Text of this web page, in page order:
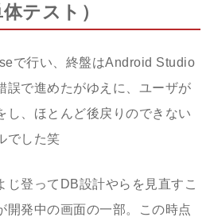
テスト）
で行い、終盤はAndroid Studio
誤で進めたがゆえに、ユーザが
し、ほとんど後戻りのできない
でした笑
じ登ってDB設計やらを見直すこ
開発中の画面の一部。この時点